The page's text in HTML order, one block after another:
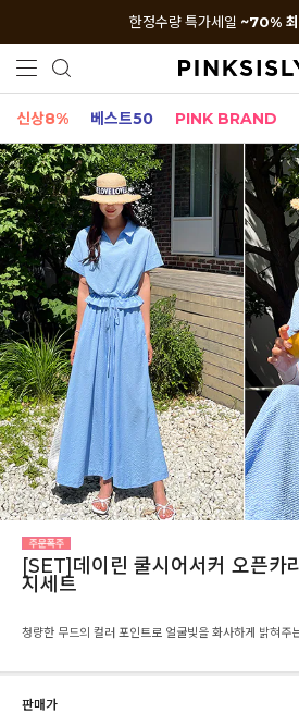
한정수량 특가세일 ~70%
신상8% 베스트50 PINK BRAND
[SET]데이린 쿨시어서커 오픈카
지세트
청량한 무드의 컬러 포인트로 얼굴빛을 화사하게 밝혀주
판매가